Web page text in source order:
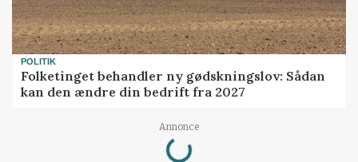
POLITIK
Folketinget behandler ny gødskningslov: Sådan
kan den ændre din bedrift fra 2027
Annonce
Loading...